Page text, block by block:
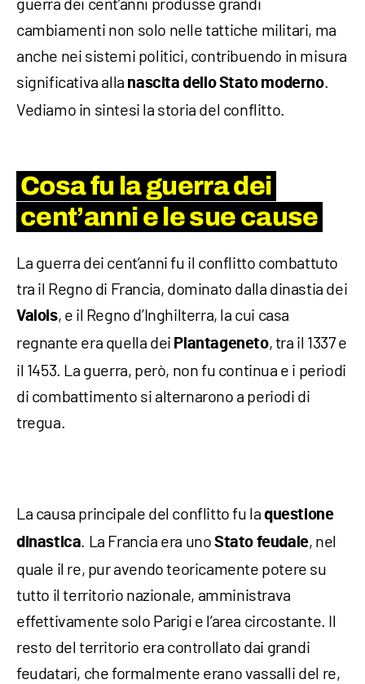
cambiamenti non solo nelle tattiche militari, ma
anche nei sistemi politici, contribuendo in misura
significativa alla nascita dello Stato moderno.
Vediamo in sintesi la storia del conflitto.
Cosa fu la guerra dei
cent’anni e le sue cause
La guerra dei cent’anni fu il conflitto combattuto
tra il Regno di Francia, dominato dalla dinastia dei
Valois, e il Regno d’Inghilterra, la cui casa
regnante era quella dei Plantageneto, tra il 1337 e
il 1453. La guerra, però, non fu continua e i periodi
di combattimento si alternarono a periodi di
tregua.
La causa principale del conflitto fu la questione
dinastica. La Francia era unoStato feudale, nel
quale il re, pur avendo teoricamente potere su
tutto il territorio nazionale, amministrava
effettivamente solo Parigi e l’area circostante. Il
resto del territorio era controllato dai grandi
feudatari, che formalmente erano vassalli del re,